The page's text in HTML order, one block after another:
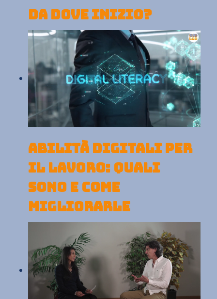
Da dove inizio?
ABILITÀ DIGITALI PER
IL LAVORO: QUALI
SONO E COME
MIGLIORARLE